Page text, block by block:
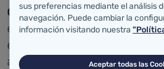
Con o sin azúcar. NO son
energéticas con azúcares”
exceder la ingesta diaria
azúcar, una lata de 250 ml
sus preferencias mediante el análisis
navegación. Puede cambiar la
información visitando nuestra
Aceptar todas las